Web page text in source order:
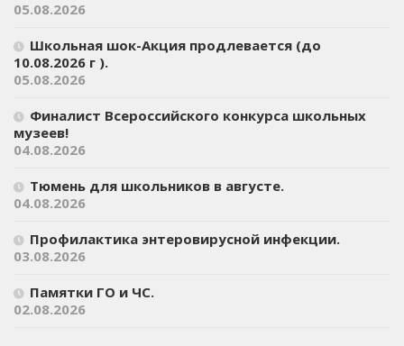
05.08.2026
Школьная шок-Акция продлевается (до
10.08.2026 г ).
05.08.2026
Финалист Всероссийского конкурса школьных
музеев!
04.08.2026
Тюмень для школьников в августе.
04.08.2026
Профилактика энтеровирусной инфекции.
03.08.2026
Памятки ГО и ЧС.
02.08.2026